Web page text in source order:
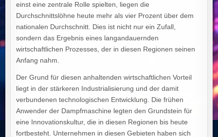
einst eine zentrale Rolle spielten, liegen die
Durchschnittslöhne heute mehr als vier Prozent über dem
nationalen Durchschnitt. Dies ist nicht nur ein Zufall,
sondern das Ergebnis eines langandauernden
wirtschaftlichen Prozesses, der in diesen Regionen seinen
Anfang nahm.
Der Grund für diesen anhaltenden wirtschaftlichen Vorteil
liegt in der stärkeren Industrialisierung und der damit
verbundenen technologischen Entwicklung. Die frühen
Anwender der Dampfmaschine legten den Grundstein für
eine Innovationskultur, die in diesen Regionen bis heute
fortbesteht. Unternehmen in diesen Gebieten haben sich